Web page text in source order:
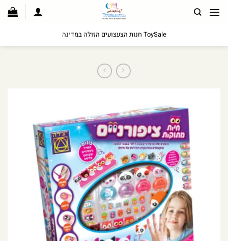
לתוכן
ToySale חנות הצעצועים הזולה במדינה